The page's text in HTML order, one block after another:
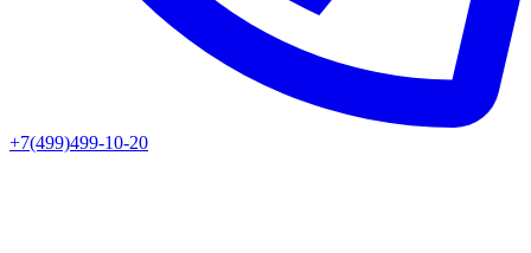
+7(499)499-10-20